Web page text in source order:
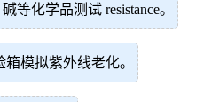
等化学品测试 resistance。
模拟紫外线老化。